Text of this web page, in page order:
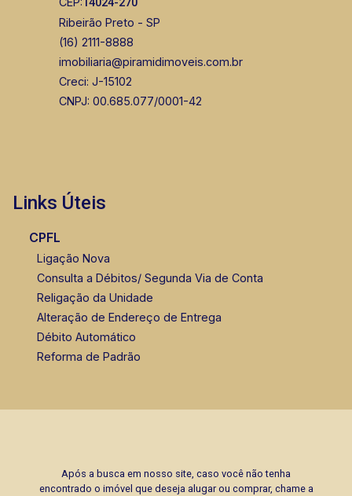
14024-270
Ribeirão Preto - SP
(16) 2111-8888
imobiliaria@piramidimoveis.com.br
Creci: J-15102
CNPJ: 00.685.077/0001-42
Links Úteis
CPFL
Ligação Nova
Consulta a Débitos/ Segunda Via de Conta
Religação da Unidade
Alteração de Endereço de Entrega
Débito Automático
Reforma de Padrão
Após a busca em nosso site, caso você não tenha
encontrado o imóvel que deseja alugar ou comprar, chame a